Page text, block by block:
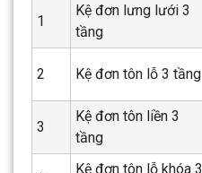
1
Kệ đơn lưng lưới 3
tầng
2 Kệ đơn tôn lỗ 3 tầng
3
Kệ đơn tôn liền 3
tầng
Kệ đơn tôn lỗ khóa 3